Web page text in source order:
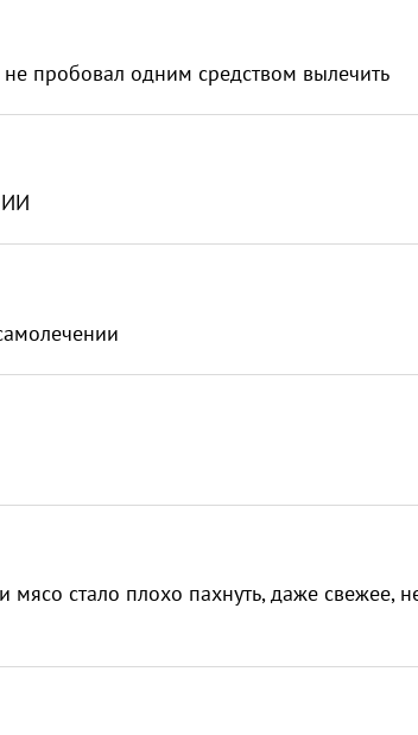
пробовал одним средством вылечить
ИИ
стало плохо пахнуть, даже свежее,